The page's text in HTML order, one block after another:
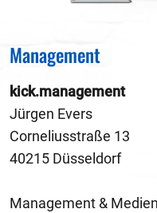
Management
kick.management
Jürgen Evers
Corneliusstraße 13
40215 Düsseldorf
Management &